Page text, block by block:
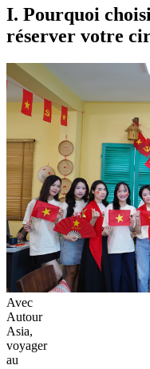
I. Pourquoi
réserver votre
Avec
Autour
Asia,
voyager
au